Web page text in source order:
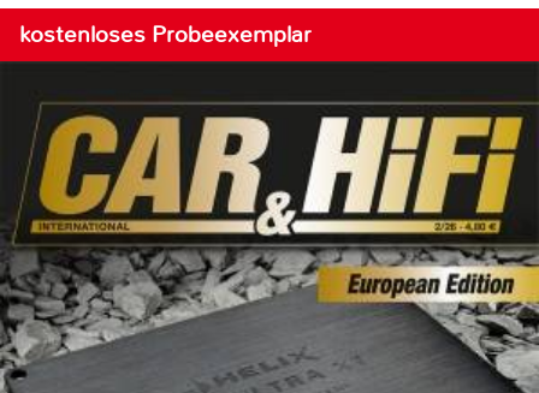
kostenloses Probeexemplar